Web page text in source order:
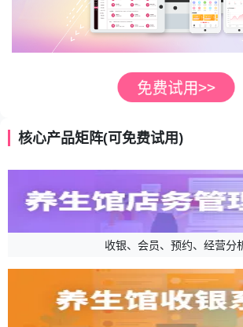
核心产品矩阵(可免费试用)
收银、会员、预约、经营分